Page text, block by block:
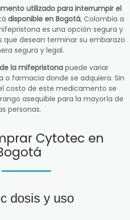
utilizado para interrumpir el
disponible en Bogotá, Colombia a
es una opción segura y
desean terminar su embarazo
segura y legal.
la mifepristonapuede variar
o farmacia donde se adquiera. Sin
costo de este medicamento se
asequible para la mayoría de
personas.
Cytotec en
dosis y uso